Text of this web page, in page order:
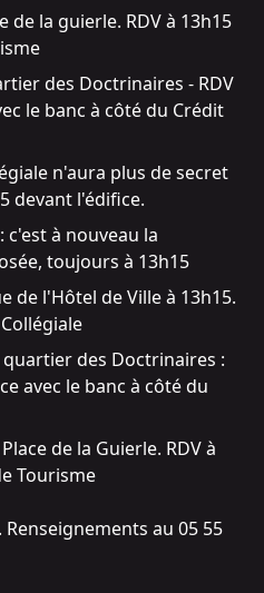
la guierle. RDV à 13h15
des Doctrinaires - RDV
le banc à côté du Crédit
n'aura plus de secret
devant l'édifice.
à nouveau la
toujours à 13h15
de l'Hôtel de Ville à 13h15.
des Doctrinaires :
avec le banc à côté du
de la Guierle. RDV à
Tourisme
au 05 55